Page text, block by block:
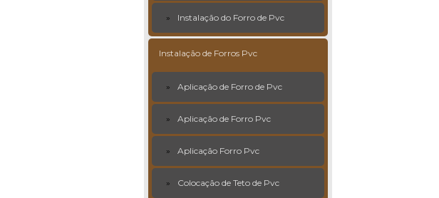
Instalação do Forro de Pvc
Instalação de Forros Pvc
Aplicação de Forro de Pvc
Aplicação de Forro Pvc
Aplicação Forro Pvc
Colocação de Teto de Pvc